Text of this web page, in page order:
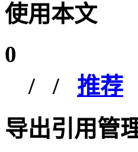
使用本文
0
/ / 推荐
导出引用管